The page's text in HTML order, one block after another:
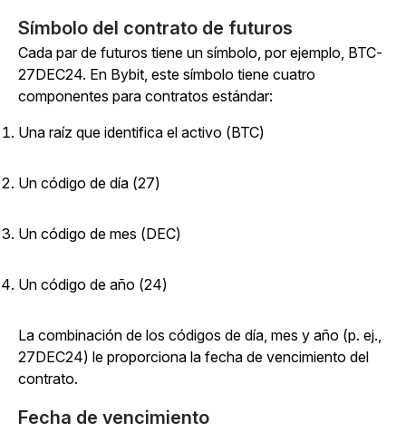
Símbolo del contrato de futuros
Cada par de futuros tiene un símbolo, por ejemplo, BTC-
27DEC24. En Bybit, este símbolo tiene cuatro
componentes para contratos estándar:
Una raíz que identifica el activo (BTC)
Un código de día (27)
Un código de mes (DEC)
Un código de año (24)
La combinación de los códigos de día, mes y año (p. ej.,
27DEC24) le proporciona la fecha de vencimiento del
contrato.
Fecha de vencimiento